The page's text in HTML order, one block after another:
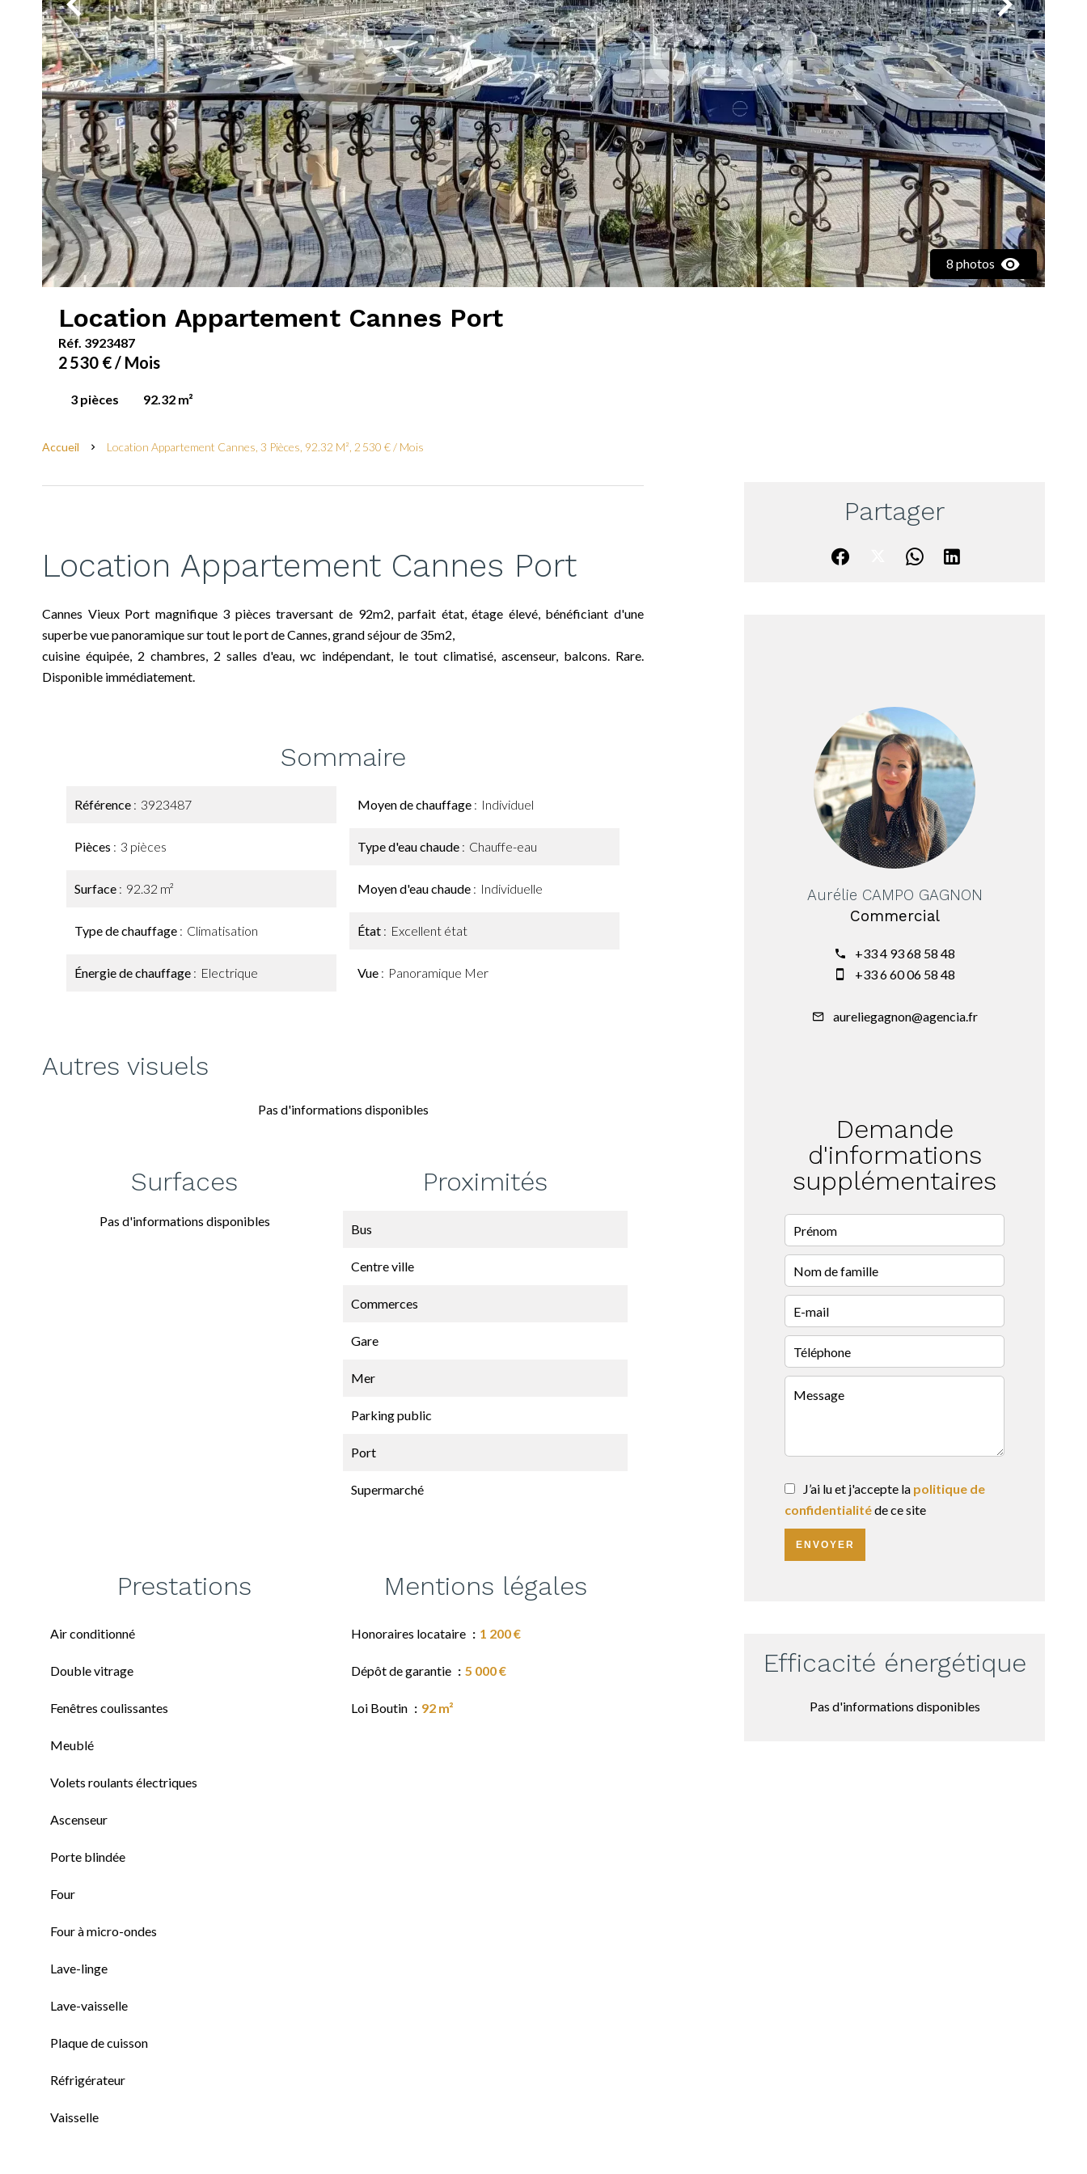
8 photos
Location Appartement Cannes Port
Réf. 3923487
2 530 € / Mois
3 pièces 92.32 m²
Accueil Location Appartement Cannes, 3 Pièces, 92.32 M², 2 530 € / Mois
Location Appartement Cannes Port
Cannes Vieux Port magnifique 3 pièces traversant de 92m2, parfait état, étage élevé, bénéficiant d'une
superbe vue panoramique sur tout le port de Cannes, grand séjour de 35m2,
cuisine équipée, 2 chambres, 2 salles d'eau, wc indépendant, le tout climatisé, ascenseur, balcons. Rare.
Disponible immédiatement.
Sommaire
Référence 3923487
Pièces 3 pièces
Surface 92.32 m²
Type de chauffage Climatisation
Énergie de chauffage Electrique
Moyen de chauffage Individuel
Type d'eau chaude Chauffe-eau
Moyen d'eau chaude Individuelle
État Excellent état
Vue Panoramique Mer
Autres visuels
Pas d'informations disponibles
Surfaces
Pas d'informations disponibles
Proximités
Bus
Centre ville
Commerces
Gare
Mer
Parking public
Port
Supermarché
Prestations
Air conditionné
Double vitrage
Fenêtres coulissantes
Meublé
Volets roulants électriques
Ascenseur
Porte blindée
Four
Four à micro-ondes
Lave-linge
Lave-vaisselle
Plaque de cuisson
Réfrigérateur
Vaisselle
Mentions légales
Honoraires locataire 1 200 €
Dépôt de garantie 5 000 €
Loi Boutin 92 m²
Partager
Aurélie CAMPO GAGNON
Commercial
+33 4 93 68 58 48
+33 6 60 06 58 48
aureliegagnon@agencia.fr
Demande
d'informations
supplémentaires
J’ai lu et j'accepte la politique de
confidentialitéde ce site
ENVOYER
Efficacité énergétique
Pas d'informations disponibles